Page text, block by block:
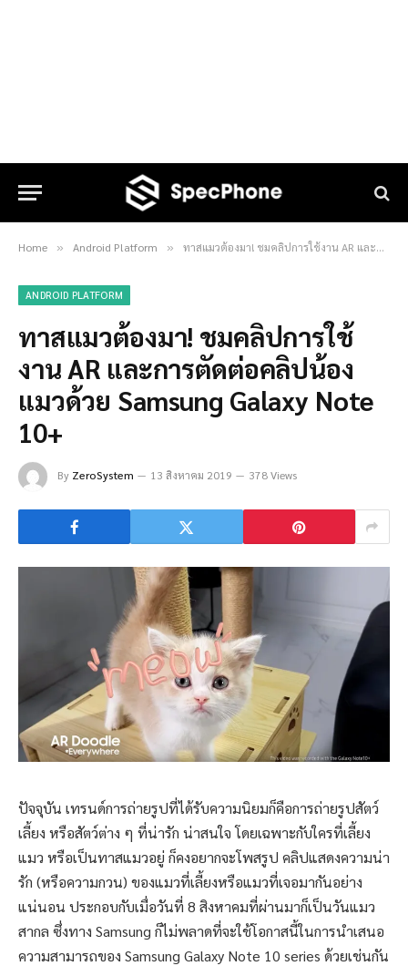
Home » Android Platform » ทาสแมวต้องมา! ชมคลิปการใช้งาน AR และการตัดต่อคลิปน้องแมวด้วย Samsung Galaxy Note 10+
ANDROID PLATFORM
ทาสแมวต้องมา! ชมคลิปการใช้
งาน AR และการตัดต่อคลิปน้อง
แมวด้วย Samsung Galaxy Note
10+
By ZeroSystem 13 สิงหาคม 2019 378 Views
ปัจจุบัน เทรนด์การถ่ายรูปที่ได้รับความนิยมก็คือการถ่ายรูปสัตว์
เลี้ยง หรือสัตว์ต่าง ๆ ที่น่ารัก น่าสนใจ โดยเฉพาะกับใครที่เลี้ยง
แมว หรือเป็นทาสแมวอยู่ ก็คงอยากจะโพสรูป คลิปแสดงความน่า
รัก (หรือความกวน) ของแมวที่เลี้ยงหรือแมวที่เจอมากันอย่าง
แน่นอน ประกอบกับเมื่อวันที่ 8 สิงหาคมที่ผ่านมาก็เป็นวันแมว
สากล ซึ่งทาง Samsung ก็ไม่พลาดที่จะใช้โอกาสนี้ในการนำเสนอ
ความสามารถของ Samsung Galaxy Note 10 series ด้วยเช่นกัน